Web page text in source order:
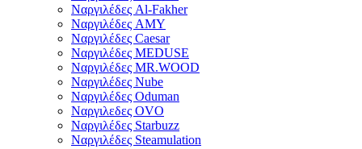
Ναργιλέδες Al-Fakher
Ναργιλέδες AΜΥ
Ναργιλέδες Caesar
Ναργιλέδες MEDUSE
Ναργιλέδες MR.WOOD
Ναργιλέδες Nube
Ναργιλέδες Oduman
Ναργιλεδες OVO
Ναργιλέδες Starbuzz
Ναργιλέδες Steamulation